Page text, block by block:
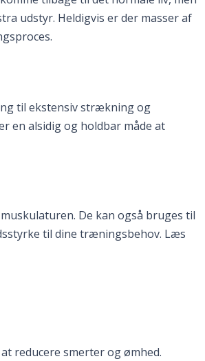
udstyr. Heldigvis er der masser af
til ekstensiv strækning og
en alsidig og holdbar måde at
De kan også bruges til
til dine træningsbehov. Læs
reducere smerter og ømhed.